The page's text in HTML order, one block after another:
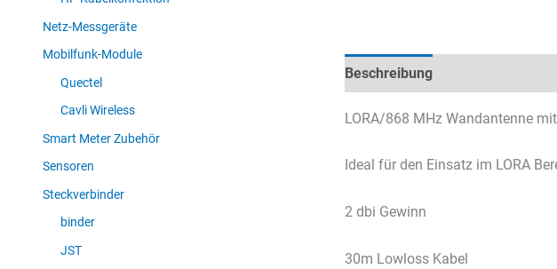
Netz-Messgeräte
Mobilfunk-Module
Quectel
Cavli Wireless
Smart Meter Zubehör
Sensoren
Steckverbinder
binder
JST
Beschreibung
LORA/868 MHz Wandantenne
Ideal für den Einsatz im LORA
2 dbi Gewinn
30m Lowloss Kabel